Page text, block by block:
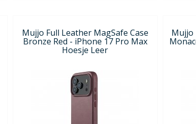
Mujjo Full Leather MagSafe Case
Bronze Red - iPhone 17 Pro Max
Hoesje Leer
Mujjo